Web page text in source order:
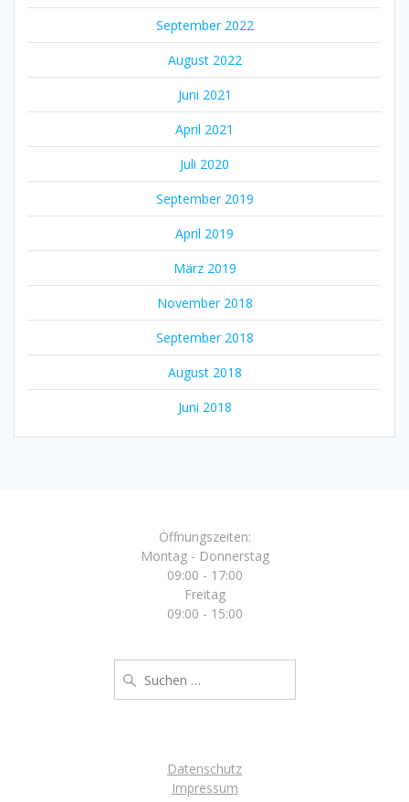
September 2022
August 2022
Juni 2021
April 2021
Juli 2020
September 2019
April 2019
März 2019
November 2018
September 2018
August 2018
Juni 2018
Öffnungszeiten:
Montag - Donnerstag
09:00 - 17:00
Freitag
09:00 - 15:00
nach:
Datenschutz
Impressum